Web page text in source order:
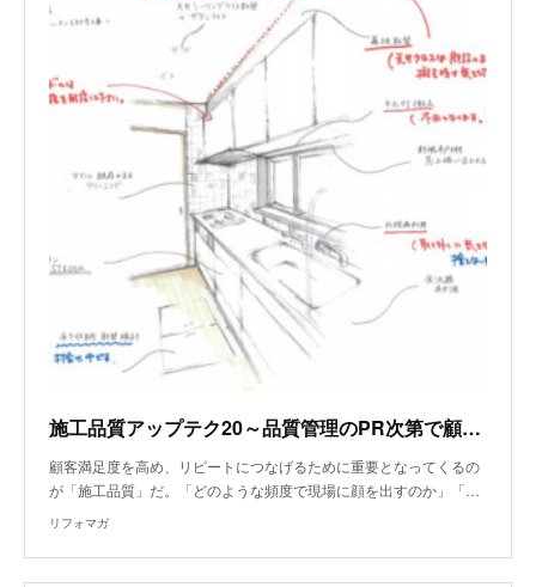
施工品質アップテク20～品質管理のPR次第で顧客満足度は爆上がりする
顧客満足度を高め、リピートにつなげるために重要となってくるの
が「施工品質」だ。「どのような頻度で現場に顔を出すのか」「…
リフォマガ